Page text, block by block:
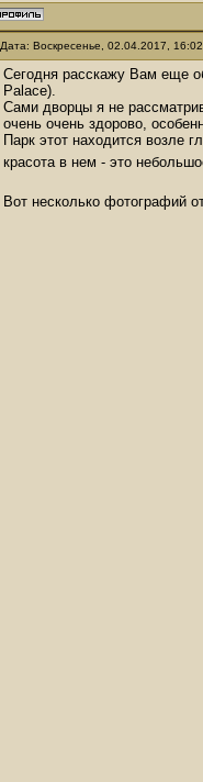
Дата: Воскресенье, 02.04.2017,
Сегодня расскажу Вам еще
Palace).
Сами дворцы я не
очень очень здорово,
Парк этот находится возле
красота в нем - это
Вот несколько фотографий